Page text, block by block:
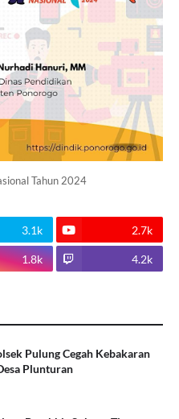
Tahun 2024
3.1k 2.7k
1.8k 4.2k
Pulung Cegah Kebakaran
Plunturan